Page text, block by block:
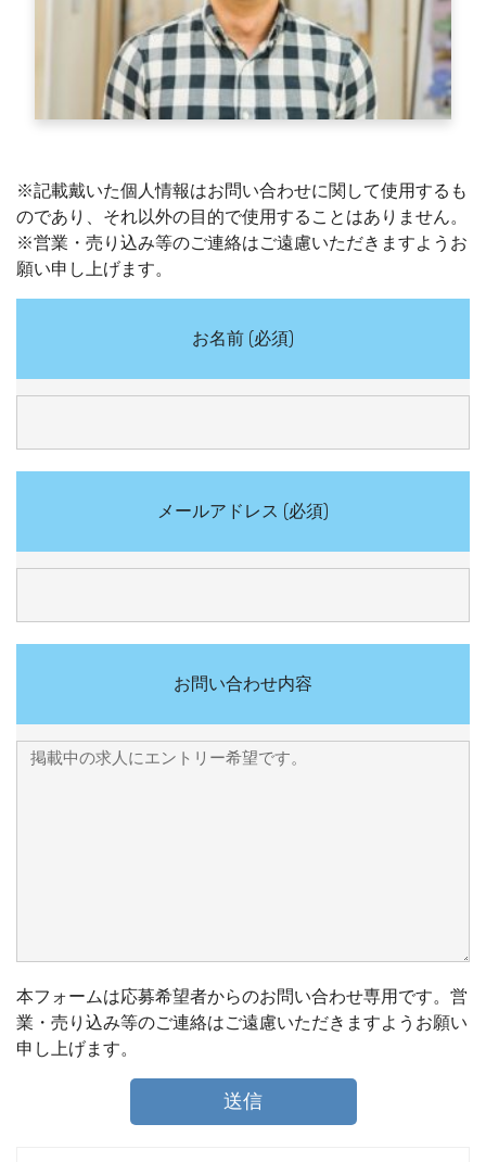
※記載戴いた個人情報はお問い合わせに関して使用するも
のであり、それ以外の目的で使用することはありません。
※営業・売り込み等のご連絡はご遠慮いただきますようお
願い申し上げます。
お名前 (必須)
メールアドレス (必須)
お問い合わせ内容
本フォームは応募希望者からのお問い合わせ専用です。営
業・売り込み等のご連絡はご遠慮いただきますようお願い
申し上げます。